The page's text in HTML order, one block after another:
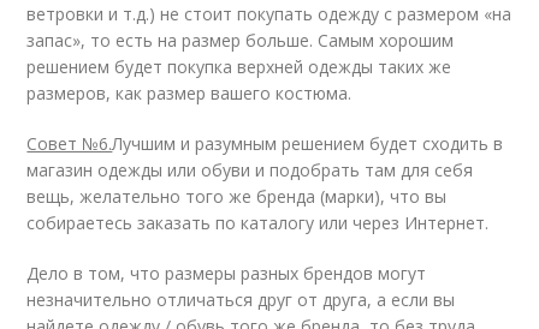
ветровки и т.д.) не стоит покупать одежду с размером «на
запас», то есть на размер больше. Самым хорошим
решением будет покупка верхней одежды таких же
размеров, как размер вашего костюма.
Совет №6.Лучшим и разумным решением будет сходить в
магазин одежды или обуви и подобрать там для себя
вещь, желательно того же бренда (марки), что вы
собираетесь заказать по каталогу или через Интернет.
Дело в том, что размеры разных брендов могут
незначительно отличаться друг от друга, а если вы